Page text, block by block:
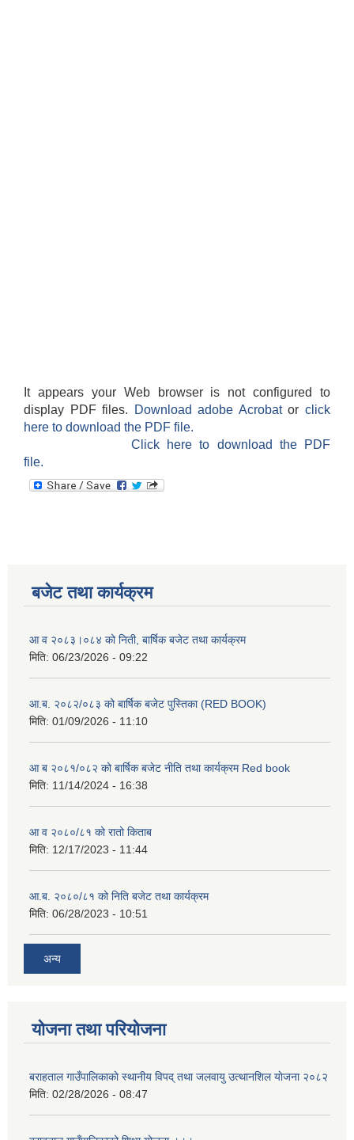
It appears your Web browser is not configured to
display PDF files.
Download adobe Acrobatorclick
here to download the PDF file.
Click here to download the PDF
file.
बजेट तथा कार्यक्रम
आ व २०८३।०८४ को निती, बार्षिक बजेट तथा कार्यक्रम
मिति: 06/23/2026 - 09:22
आ.ब. २०८२/०८३ को बार्षिक बजेट पुस्तिका (RED BOOK)
मिति: 01/09/2026 - 11:10
आ ब २०८१/०८२ को बार्षिक बजेट नीति तथा कार्यक्रम Red book
मिति: 11/14/2024 - 16:38
आ व २०८०/८१ को रातो किताब
मिति: 12/17/2023 - 11:44
आ.ब. २०८०/८१ को निति बजेट तथा कार्यक्रम
मिति: 06/28/2023 - 10:51
अन्य
योजना तथा परियोजना
बराहताल गाउँपालिकाकाे स्थानीय विपद् तथा जलवायु उत्थानशिल याेजना २०८२
मिति: 02/28/2026 - 08:47